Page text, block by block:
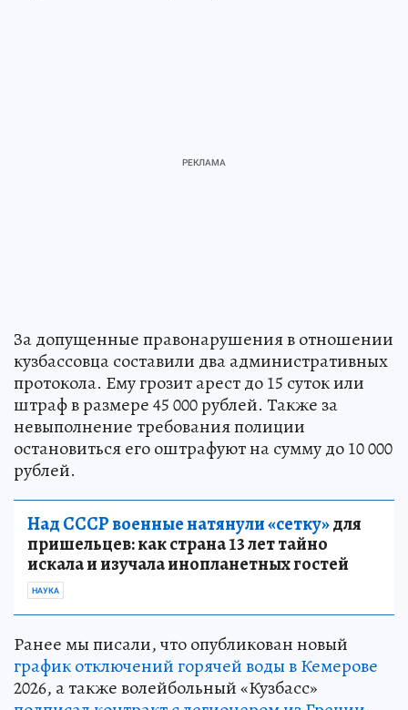
За допущенные правонарушения в отношении
кузбассовца составили два административных
протокола. Ему грозит арест до 15 суток или
штраф в размере 45 000 рублей. Также за
невыполнение требования полиции
остановиться его оштрафуют на сумму до 10 000
рублей.
Над СССР военные натянули «сетку»для
пришельцев: как страна 13 лет тайно
искала и изучала инопланетных гостей
НАУКА
Ранее мы писали, что опубликован новый
график отключений горячей воды в Кемерове
2026, а также волейбольный «Кузбасс»